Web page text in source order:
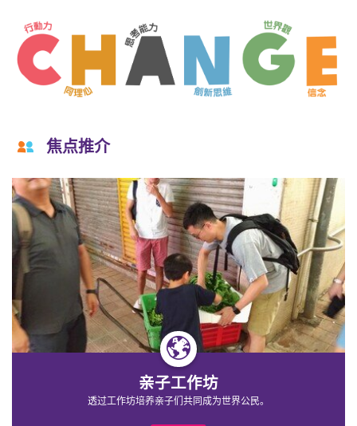
焦点推介
亲子工作坊
透过工作坊培养亲子们共同成为世界公民。